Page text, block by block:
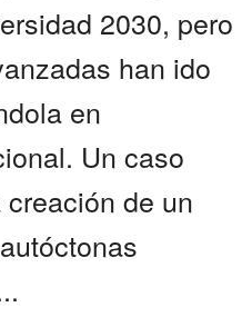
2030, pero
han ido
en
Un caso
de un